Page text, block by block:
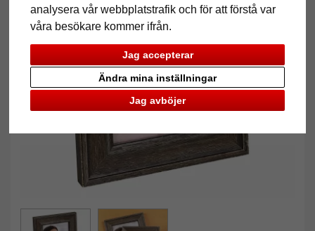
analysera vår webbplatstrafik och för att förstå var
våra besökare kommer ifrån.
Jag accepterar
Jag avböjer
Ändra mina inställningar
Tillbaka